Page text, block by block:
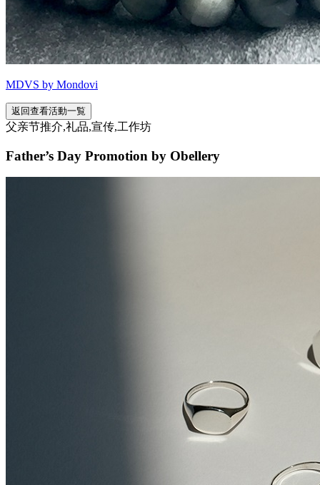
MDVS by Mondovi
返回查看活動一覧
父亲节推介,礼品,宣传,工作坊
Father’s Day Promotion by Obellery